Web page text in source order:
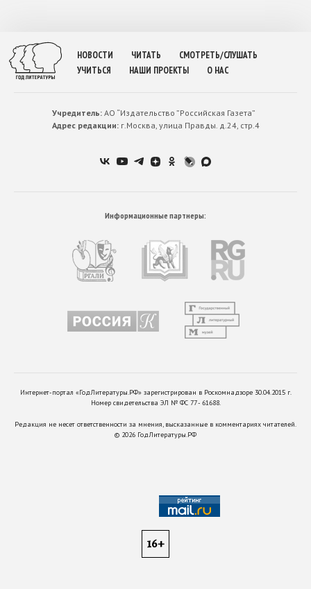
НОВОСТИ ЧИТАТЬ
СМОТРЕТЬ/СЛУШАТЬ
УЧИТЬСЯ
НАШИ ПРОЕКТЫ О НАС
Учредитель:АО “Издательство ”Российская Газета”
Адрес редакции:г.Москва, улица Правды. д.24, стр.4
Информационные партнеры:
Интернет-портал «ГодЛитературы.РФ» зарегистрирован в Роскомнадзоре 30.04.2015 г.
Номер свидетельства ЭЛ № ФС 77 - 61688.
Редакция не несет ответственности за мнения, высказанные в комментариях читателей.
© 2026 ГодЛитературы.РФ
16+